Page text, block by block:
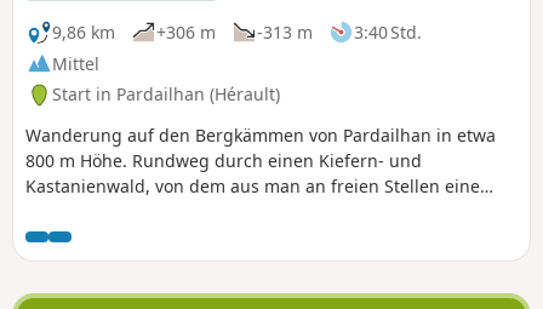
9,86 km
+306 m -313 m
3:40 Std.
Mittel
Start in Pardailhan (Hérault)
Wanderung auf den Bergkämmen von Pardailhan in etwa
800 m Höhe. Rundweg durch einen Kiefern- und
Kastanienwald, von dem aus man an freien Stellen eine
mehrere Stellen, an denen man eine Picknickpause
einlegen kann.